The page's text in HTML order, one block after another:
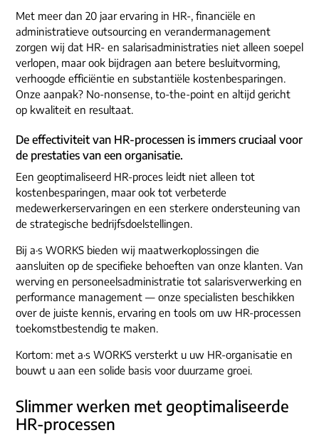
Met meer dan 20 jaar ervaring in HR-, financiële en
administratieve outsourcing en verandermanagement
zorgen wij dat HR- en salarisadministraties niet alleen soepel
verlopen, maar ook bijdragen aan betere besluitvorming,
verhoogde efficiëntie en substantiële kostenbesparingen.
Onze aanpak? No-nonsense, to-the-point en altijd gericht
op kwaliteit en resultaat.
De effectiviteit van HR-processen is immers cruciaal voor
de prestaties van een organisatie.
Een geoptimaliseerd HR-proces leidt niet alleen tot
kostenbesparingen, maar ook tot verbeterde
medewerkerservaringen en een sterkere ondersteuning van
de strategische bedrijfsdoelstellingen.
Bij a·s WORKS bieden wij maatwerkoplossingen die
aansluiten op de specifieke behoeften van onze klanten. Van
werving en personeelsadministratie tot salarisverwerking en
performance management — onze specialisten beschikken
over de juiste kennis, ervaring en tools om uw HR-processen
toekomstbestendig te maken.
Kortom: met a·s WORKS versterkt u uw HR-organisatie en
bouwt u aan een solide basis voor duurzame groei.
Slimmer werken met geoptimaliseerde
HR-processen